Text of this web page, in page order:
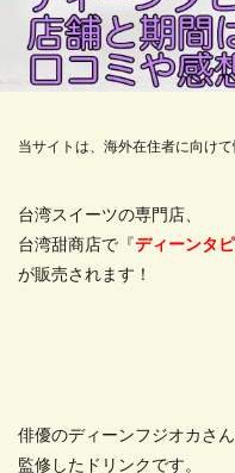
当サイトは、海外在住者に向けて
台湾スイーツの専門店、
台湾甜商店で『 ディーンタ
が販売されます！
俳優のディーンフジオカさ
監修したドリンクです。